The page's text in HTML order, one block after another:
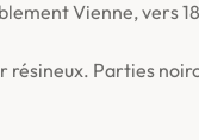
Vienne, vers
résineux. Parties